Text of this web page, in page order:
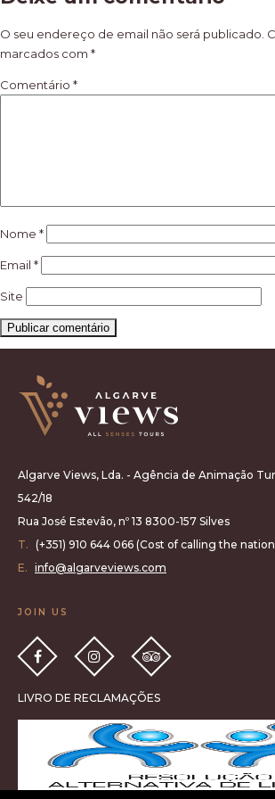
artigos
O seu endereço de email não será publicado.
marcados com *
Comentário *
Nome *
Email *
Site
Algarve Views, Lda. - Agência de Animação
542/18
Rua José Estevão, nº 13 8300-157 Silves
T. (+351) 910 644 066 (Cost of calling the
E. info@algarveviews.com
JOIN US
LIVRO DE RECLAMAÇÕES